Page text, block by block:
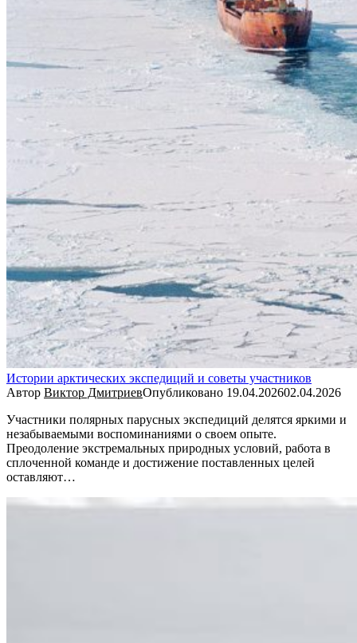
Истории арктических экспедиций и советы участников
Автор Виктор ДмитриевОпубликовано 19.04.202602.04.2026
Участники полярных парусных экспедиций делятся яркими и
незабываемыми воспоминаниями о своем опыте.
Преодоление экстремальных природных условий, работа в
сплоченной команде и достижение поставленных целей
оставляют…